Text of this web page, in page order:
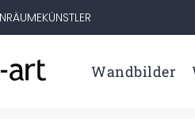
RÄUMEKÜNSTLER
Wandbilder